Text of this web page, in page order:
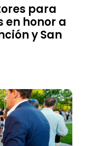
para
en honor a
y San